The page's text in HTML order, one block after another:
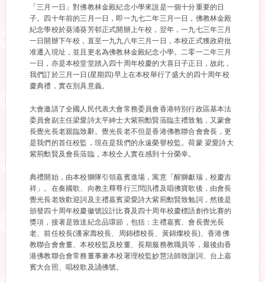
「三月一日」對佛教林金殿紀念小學來說是一個十分重要的日
子。四十年前的三月一日，即一九七二年三月一日，佛教林金殿
紀念學校於葵涌葵芳邨正式開辦上午校，翌年，一九七三年三月
一日開辦下午校，直至一九九八年三月一日，本校正式獲政府批
准遷入現址，並且更名為佛教林金殿紀念小學。二零一二年三月
一日，亦是本校堂堂踏入四十周年校慶的大喜日子正日，故此，
我們訂於三月一日(星期四)早上在本校舉行了盛大的四十周年校
慶典禮，實在別具意義。
大會邀請了全國人民代表大會常務委員會香港特別行政區基本法
委員會副主任梁愛詩太平紳士大紫荊勳賢蒞臨主禮致勉，又蒙會
長覺光長老親臨致辭。覺光長老不但是香港佛教聯合會會長，更
是我們的首任校監，現在是我們的永遠榮譽校監。荷蒙 梁愛詩大
紫荊勳賢及會長蒞臨，本校仝人實在感到十分榮幸。
典禮開始，由本校獅隊引領嘉賓進場，寓意「醒獅獻瑞，校慶吉
祥」。在奏國歌、向教主釋尊行三問訊禮及唱佛寶歌後，由會長
覺光長老致歡迎詞及主禮嘉賓梁愛詩大紫荊勳賢致勉詞，然後是
頒發四十周年校慶徽號設計比賽及四十周年校慶標語創作比賽的
獎項，接著是致送紀念品環節，包括：主禮嘉賓、會長覺光長
老、前任校長(潘家壽校長、周錦標校長、黃錦燦校長)、香港佛
教聯合會會董、本校校監及校董、長期服務教職員等，最後由香
港佛教聯合會常務董事兼本校署理校監妙慧法師致謝詞、台上嘉
賓大合照、唱校歌及誦佛號。